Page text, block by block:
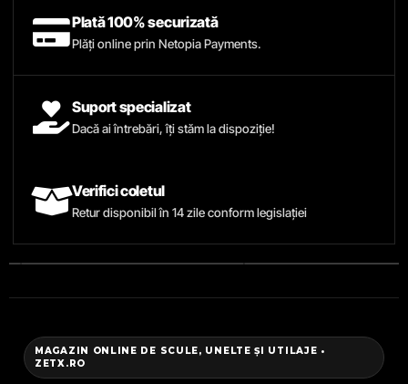
Plată 100% securizată
Plăți online prin Netopia Payments.
Suport specializat
Dacă ai întrebări, îți stăm la dispoziție!
Verifici coletul
Retur disponibil în 14 zile conform legislației
MAGAZIN ONLINE DE SCULE, UNELTE ȘI UTILAJE •
ZETX.RO